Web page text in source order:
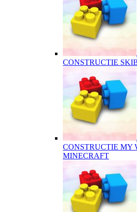
CONSTRUCTIE
CONSTRUCTIE MY
MINECRAFT